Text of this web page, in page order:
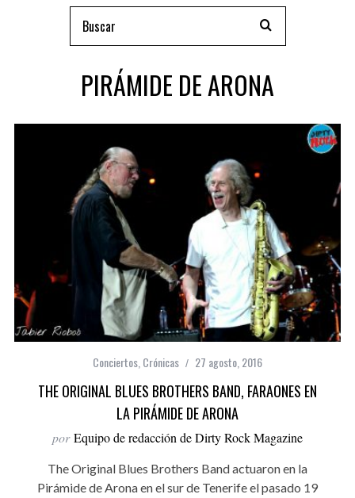
PIRÁMIDE DE ARONA
Conciertos Crónicas 27 agosto, 2016
THE ORIGINAL BLUES BROTHERS BAND, FARAONES EN
LA PIRÁMIDE DE ARONA
por Equipo de redacción de Dirty Rock Magazine
The Original Blues Brothers Band actuaron en la
Pirámide de Arona en el sur de Tenerife el pasado 19